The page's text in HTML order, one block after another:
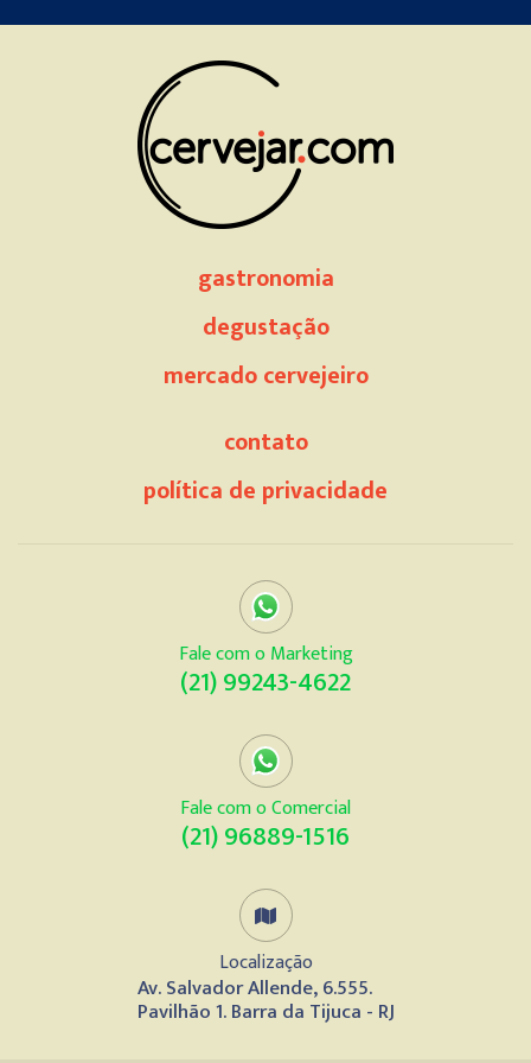
field
gastronomia
degustação
mercado cervejeiro
contato
política de privacidade
Fale com o Marketing
(21) 99243-4622
Fale com o Comercial
(21) 96889-1516
Localização
Av. Salvador Allende, 6.555.
Pavilhão 1. Barra da Tijuca - RJ